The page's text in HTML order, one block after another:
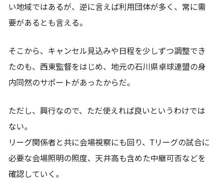
い地域ではあるが、逆に言えば利用団体が多く、常に需
要があるとも言える。
そこから、キャンセル見込みや日程を少しずつ調整でき
たのも、西東監督をはじめ、地元の石川県卓球連盟の身
内同然のサポートがあったからだ。
ただし、興行なので、ただ使えれば良いというわけでは
ない。
リーグ関係者と共に会場視察にも回り、Tリーグの試合に
必要な会場照明の照度、天井高も含めた中継可否などを
確認していく。